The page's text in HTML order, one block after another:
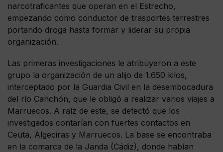
narcotraficantes que operan en el Estrecho,
empezando como conductor de trasportes terrestres
portando droga hasta formar y liderar su propia
organización.
Las primeras investigaciones le atribuyeron a este
grupo la organización de un alijo de 1.650 kilos,
interceptado por la Guardia Civil en la desembocadura
del río Canchón, que le obligó a realizar varios viajes a
Marruecos. A raíz de este, se detectó que los
investigados contarían con fuertes contactos en
Ceuta, Algeciras y Marruecos. La base se encontraba
en la comarca de la Janda (Cádiz), donde habían